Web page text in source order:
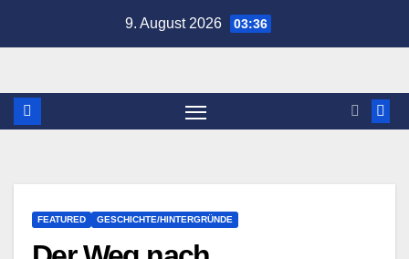
9. August 2026 03:36
FEATURED GESCHICHTE/HINTERGRÜNDE